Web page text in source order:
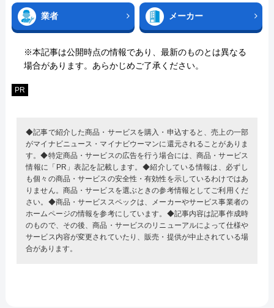
業者 メーカー
※本記事は公開時点の情報であり、最新のものとは異なる
場合があります。あらかじめご了承ください。
PR
◆記事で紹介した商品・サービスを購入・申込すると、売上の一部
がマイナビニュース・マイナビウーマンに還元されることがありま
す。◆特定商品・サービスの広告を行う場合には、商品・サービス
情報に「PR」表記を記載します。◆紹介している情報は、必ずし
も個々の商品・サービスの安全性・有効性を示しているわけではあ
りません。商品・サービスを選ぶときの参考情報としてご利用くだ
さい。◆商品・サービススペックは、メーカーやサービス事業者の
ホームページの情報を参考にしています。◆記事内容は記事作成時
のもので、その後、商品・サービスのリニューアルによって仕様や
サービス内容が変更されていたり、販売・提供が中止されている場
合があります。